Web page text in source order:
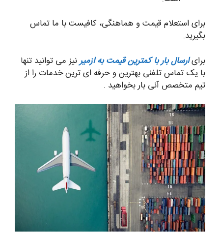
برای استعلام قیمت و هماهنگی، کافیست با ما تماس
بگیرید.
برایارسال بار با کمترین قیمت به ازمیرنیز می توانید تنها
با یک تماس تلفنی بهترین و حرفه ای ترین خدمات را از
تیم متخصص آنی بار بخواهید .